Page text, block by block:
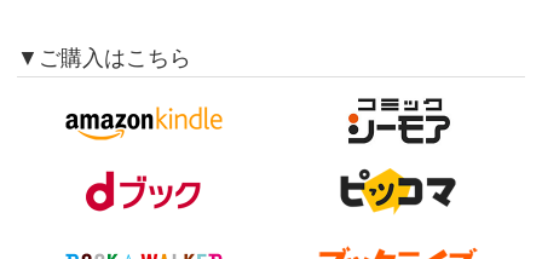
▼ご購入はこちら